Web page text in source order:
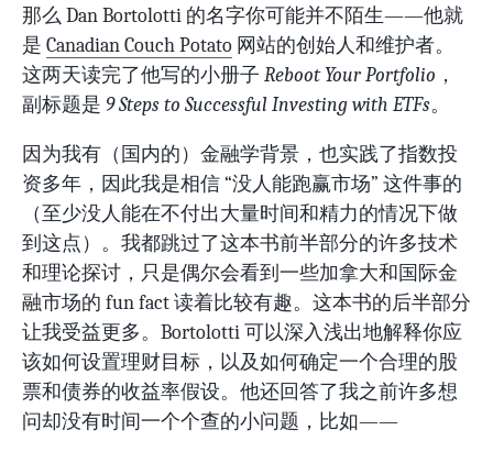
那么 Dan Bortolotti 的名字你可能并不陌生——他就
是 Canadian Couch Potato 网站的创始人和维护者。
这两天读完了他写的小册子 Reboot Your Portfolio ，
副标题是 9 Steps to Successful Investing with ETFs。
因为我有（国内的）金融学背景，也实践了指数投
资多年，因此我是相信 “没人能跑赢市场” 这件事的
（至少没人能在不付出大量时间和精力的情况下做
到这点）。我都跳过了这本书前半部分的许多技术
和理论探讨，只是偶尔会看到一些加拿大和国际金
融市场的 fun fact 读着比较有趣。这本书的后半部分
让我受益更多。Bortolotti 可以深入浅出地解释你应
该如何设置理财目标，以及如何确定一个合理的股
票和债券的收益率假设。他还回答了我之前许多想
问却没有时间一个个查的小问题，比如——